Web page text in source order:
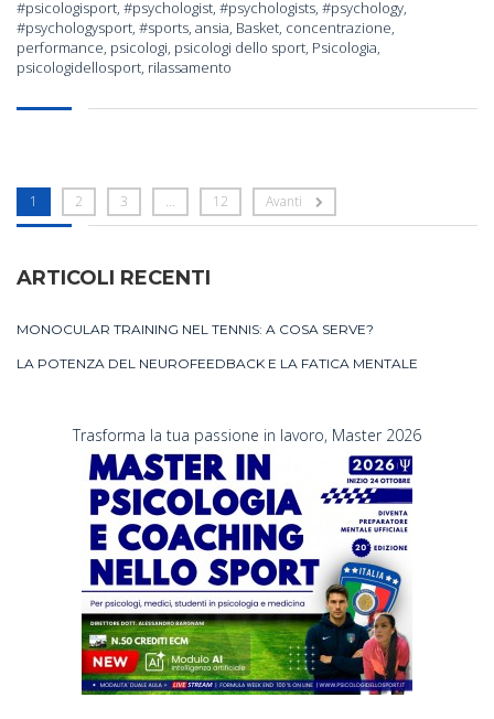
#psicologisport, #psychologist, #psychologists, #psychology,
#psychologysport, #sports, ansia, Basket, concentrazione,
performance, psicologi, psicologi dello sport, Psicologia,
psicologidellosport, rilassamento
1 2 3 … 12 Avanti
ARTICOLI RECENTI
MONOCULAR TRAINING NEL TENNIS: A COSA SERVE?
LA POTENZA DEL NEUROFEEDBACK E LA FATICA MENTALE
Trasforma la tua passione in lavoro, Master 2026